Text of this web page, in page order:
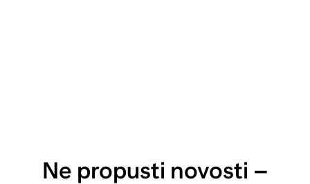
Ne propusti novosti –